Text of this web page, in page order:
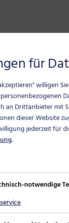
Blick
über ASC
einfacher mit
auf dem
Client
Unified
für
willigen
an Drittanbieter mit
dieser Website
jederzeit für
.
notwendige
service